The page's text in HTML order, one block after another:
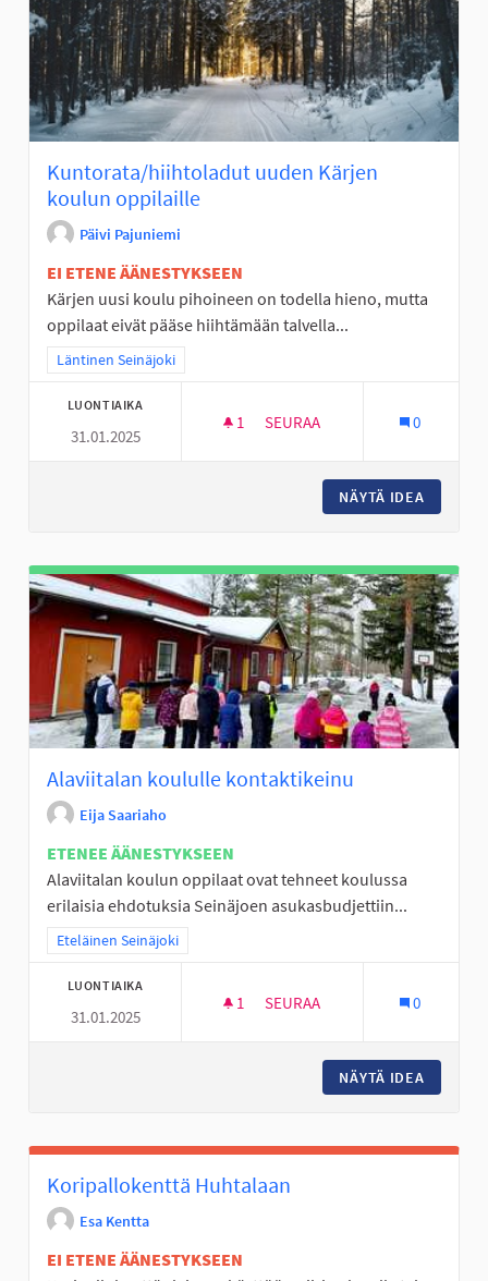
Kuntorata/hiihtoladut uuden Kärjen
koulun oppilaille
Päivi Pajuniemi
EI ETENE ÄÄNESTYKSEEN
Kärjen uusi koulu pihoineen on todella hieno, mutta
oppilaat eivät pääse hiihtämään talvella...
Rajaa tulokset teeman mukaan: Läntinen Seinäjoki
Läntinen Seinäjoki
LUONTIAIKA
31.01.2025
1 1 SEURAAJA
SEURAA 0
NÄYTÄ IDEA
Alaviitalan koululle kontaktikeinu
Eija Saariaho
ETENEE ÄÄNESTYKSEEN
Alaviitalan koulun oppilaat ovat tehneet koulussa
erilaisia ehdotuksia Seinäjoen asukasbudjettiin...
Rajaa tulokset teeman mukaan: Eteläinen Seinäjoki
Eteläinen Seinäjoki
LUONTIAIKA
31.01.2025
1 1 SEURAAJA
SEURAA 0
NÄYTÄ IDEA
Koripallokenttä Huhtalaan
Esa Kentta
EI ETENE ÄÄNESTYKSEEN